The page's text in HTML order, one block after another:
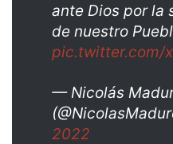
ante Dios por la
de nuestro
pic.twitter.com/
— Nicolás
2022